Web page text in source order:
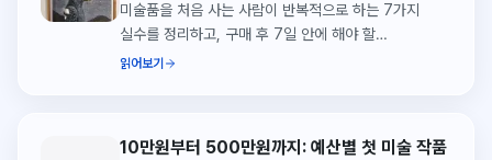
미술품을 처음 사는 사람이 반복적으로 하는 7가지
실수를 정리하고, 구매 후 7일 안에 해야 할
체크리스트를 함께 담았습니다.
읽어보기
10만원부터 500만원까지: 예산별 첫 미술 작품